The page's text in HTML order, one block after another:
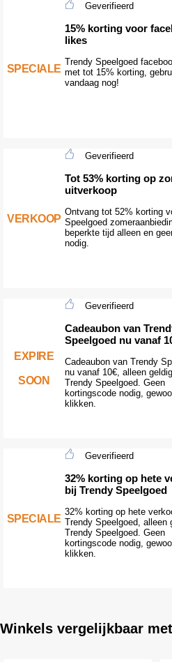
SPECIALE
Geverifieerd
15% korting voor
likes
Trendy Speelgoed
met tot 15% korting,
vandaag nog!
VERKOOP
Geverifieerd
Tot 53% korting op
uitverkoop
Ontvang tot 52% korting
Speelgoed
beperkte tijd alleen en
nodig.
EXPIRE
SOON
Geverifieerd
Cadeaubon van
Speelgoed nu vanaf
Cadeaubon van Trendy
nu vanaf 10€, alleen
Trendy Speelgoed. Geen
kortingscode nodig,
klikken.
SPECIALE
Geverifieerd
32% korting op hete
bij Trendy Speelgoed
32% korting op hete
Trendy Speelgoed, alleen
Trendy Speelgoed. Geen
kortingscode nodig,
klikken.
Winkels vergelijkbaar